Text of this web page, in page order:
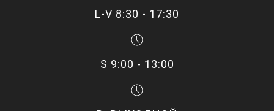
L-V 8:30 - 17:30
S 9:00 - 13:00